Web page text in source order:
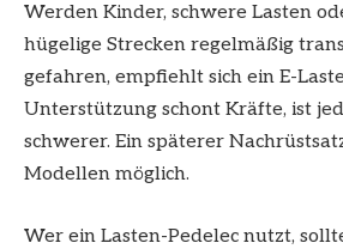
Werden Kinder, schwere Lasten
hügelige Strecken regelmäßig
gefahren, empfiehlt sich ein E-
Unterstützung schont Kräfte, ist
schwerer. Ein späterer
Modellen möglich.
Wer ein Lasten-Pedelec nutzt,